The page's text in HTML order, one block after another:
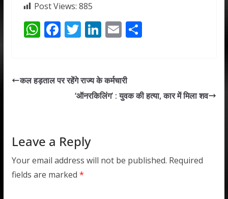
Post Views: 885
W
s
F
b
T
er
Li
e
dI
E
l
S
कल हड़ताल पर रहेंगे राज्य के कर्मचारी
‘ऑनरकिलिंग’ : युवक की हत्या, कार में मिला शव
Leave a Reply
Your email address will not be published. Required
fields are marked *